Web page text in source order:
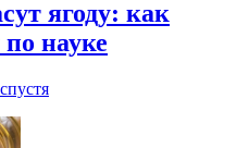
ягоду: как
науке